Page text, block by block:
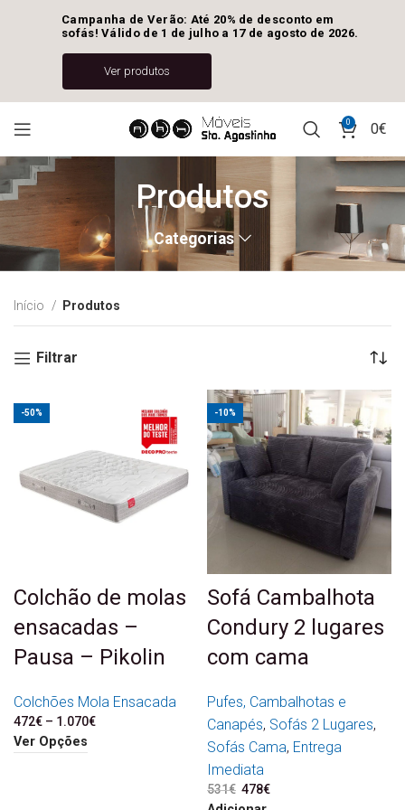
0 0€
Produtos
Categorias
Início Produtos
Filtrar
-50%
Colchão de molas
ensacadas –
Pausa – Pikolin
Colchões Mola Ensacada
472€ – 1.070€
Ver Opções
-10%
Sofá Cambalhota
Condury 2 lugares
com cama
Pufes, Cambalhotas e
Canapés, Sofás 2 Lugares,
Sofás Cama, Entrega
Imediata
531€ O preço original era:
531€.
478€
Campanha de Verão: Até 20% de desconto em
sofás! Válido de 1 de julho a 17 de agosto de 2026.
Ver produtos